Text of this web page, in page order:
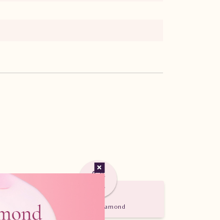
Certified Diamond